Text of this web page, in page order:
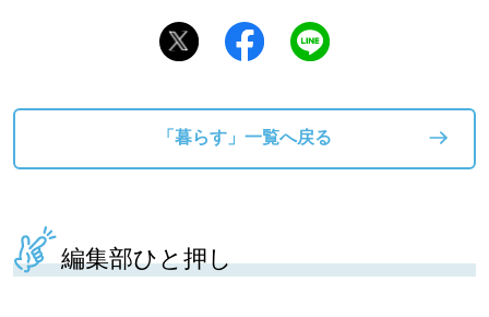
「暮らす」一覧へ戻る
編集部ひと押し